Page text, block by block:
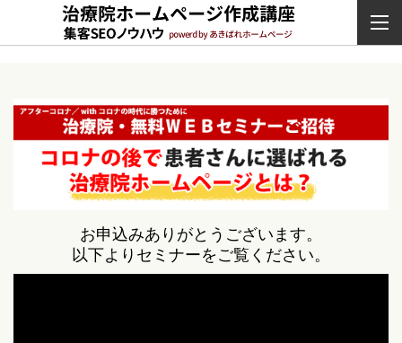
お申込みありがとうございます。
以下よりセミナーをご覧ください。